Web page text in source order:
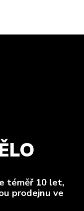
téměř 10 let,
prodejnu ve